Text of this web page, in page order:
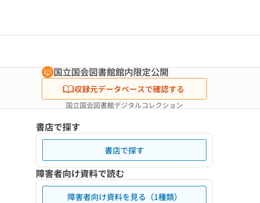
国立国会図書館館内限定公開
収録元データベースで確認する
国立国会図書館デジタルコレクション
書店で探す
書店で探す
障害者向け資料で読む
障害者向け資料を見る（1種類）